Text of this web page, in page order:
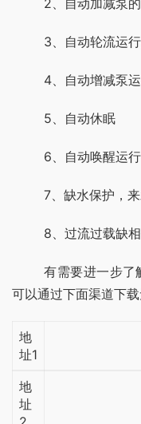
2、自动加减泵
3、自动轮流运
4、自动增减泵
	5、自动休眠
	6、自动唤醒运行
7、缺水保护，
8、过流过载缺
	有需要进一步了解无负压供水设备控制电路原理的的
可以通过下面渠道下
地
址1
地
址